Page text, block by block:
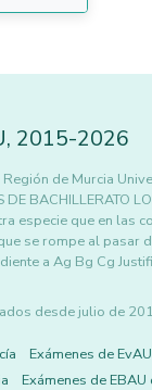
, 2015-2026
Región de Murcia
DE BACHILLERATO
especie que en las
se rompe al
a Ag Bg Cg
desde julio de
Exámenes de
Exámenes de